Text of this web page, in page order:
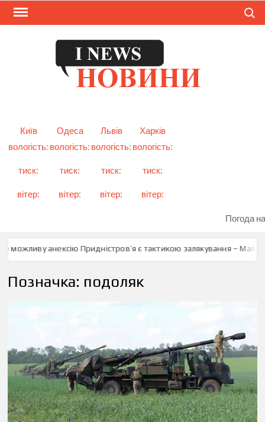
Skip
Київ
Одеса Львів
Харків
вологість:
тиск:
вітер:
вологість:
тиск:
вітер:
вологість:
тиск:
вітер:
вологість:
тиск:
вітер:
Погода
можливу анексію Придністров’я є тактикою залякування – Мая
Позначка: подоляк